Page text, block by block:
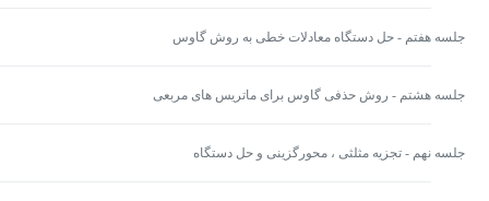
جلسه هفتم - حل دستگاه معادلات خطی به روش گاوس
جلسه هشتم - روش حذفی گاوس برای ماتریس های مربعی
جلسه نهم - تجزیه مثلثی ، محورگزینی و حل دستگاه